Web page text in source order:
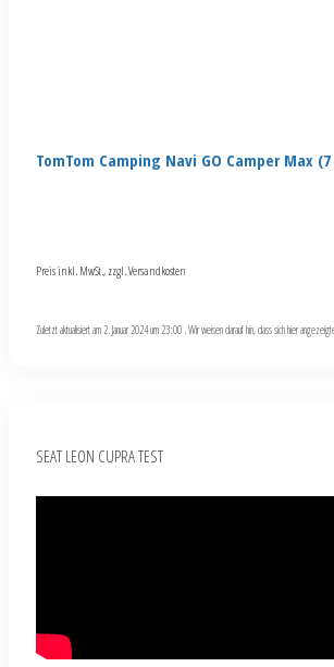
TomTom Camping Navi GO Camper Max
Preis inkl. MwSt., zzgl. Versandkosten
Zuletzt aktualisiert am 2. Januar 2024 um 23:00 . Wir weisen darauf hin, dass sich hier
SEAT LEON CUPRA TEST